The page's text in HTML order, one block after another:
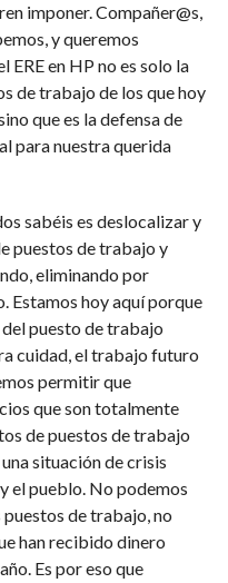
imponer. Compañer@s,
y queremos
en HP no es solo la
de trabajo de los que hoy
que es la defensa de
para nuestra querida
sabéis es deslocalizar y
puestos de trabajo y
eliminando por
Estamos hoy aquí porque
del puesto de trabajo
cuidad, el trabajo futuro
permitir que
que son totalmente
de puestos de trabajo
situación de crisis
el pueblo. No podemos
de trabajo, no
han recibido dinero
Es por eso que